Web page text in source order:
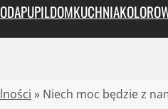
PUPILDOMKUCHNIA
» Niech moc będzie z